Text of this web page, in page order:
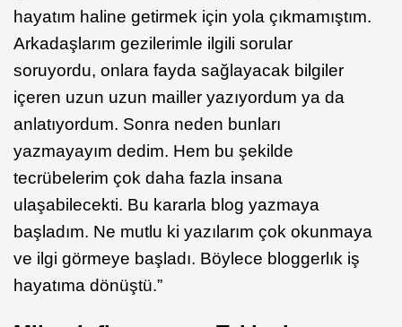
hayatım haline getirmek için yola çıkmamıştım.
Arkadaşlarım gezilerimle ilgili sorular
soruyordu, onlara fayda sağlayacak bilgiler
içeren uzun uzun mailler yazıyordum ya da
anlatıyordum. Sonra neden bunları
yazmayayım dedim. Hem bu şekilde
tecrübelerim çok daha fazla insana
ulaşabilecekti. Bu kararla blog yazmaya
başladım. Ne mutlu ki yazılarım çok okunmaya
ve ilgi görmeye başladı. Böylece bloggerlık iş
hayatıma dönüştü.”